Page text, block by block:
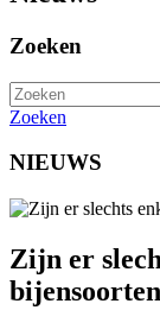
Zoeken
Zoeken
NIEUWS
Zijn er